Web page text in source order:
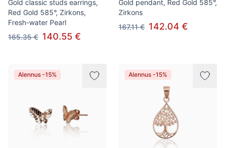
Gold classic studs earrings,
Red Gold 585°, Zirkons,
Fresh-water Pearl
165.35 € 140.55 €
Gold pendant, Red Gold 585°,
Zirkons
167.11 € 142.04 €
Alennus -15% Alennus -15%